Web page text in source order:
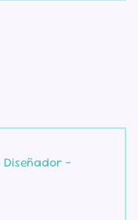
Diseñador –